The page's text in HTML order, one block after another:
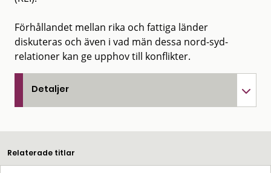
Förhållandet mellan rika och fattiga länder
diskuteras och även i vad män dessa nord-syd-
relationer kan ge upphov till konflikter.
Detaljer
Relaterade titlar